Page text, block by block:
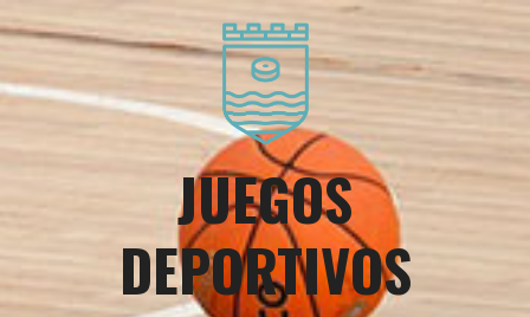
al
JUEGOS
DEPORTIVOS